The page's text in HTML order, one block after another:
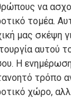
να
τομέα.
μας σκέψη
αυτού
Η
τρόπο
χώρο,